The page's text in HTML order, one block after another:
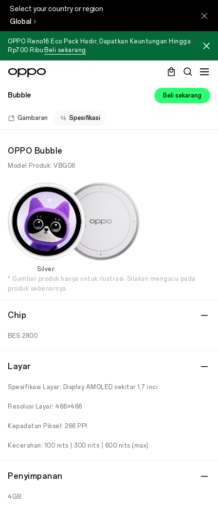
Select your country or region
Global
OPPO Reno16 Eco Pack Hadir, Dapatkan Keuntungan Hingga
Rp700 Ribu Beli sekarang
Bubble Beli sekarang
Gambaran Spesifikasi
OPPO Bubble
Silver
* Gambar produk hanya untuk ilustrasi. Silakan mengacu pada
produk sebenarnya.
Model Produk: VBG06
Chip
BES 2800
Layar
Spesifikasi Layar: Display AMOLED sekitar 1,7 inci
Resolusi Layar: 466×466
Kepadatan Piksel: 266 PPI
Kecerahan: 100 nits | 300 nits | 600 nits (max)
Penyimpanan
4GB